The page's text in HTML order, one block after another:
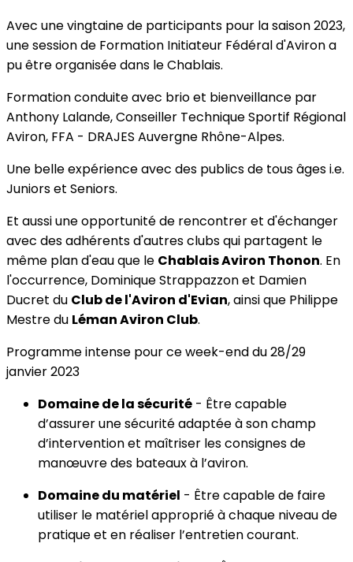
Avec une vingtaine de participants pour la saison 2023,
une session de Formation Initiateur Fédéral d'Aviron a
pu être organisée dans le Chablais.
Formation conduite avec brio et bienveillance par
Anthony Lalande, Conseiller Technique Sportif Régional
Aviron, FFA - DRAJES Auvergne Rhône-Alpes.
Une belle expérience avec des publics de tous âges i.e.
Juniors et Seniors.
Et aussi une opportunité de rencontrer et d'échanger
avec des adhérents d'autres clubs qui partagent le
même plan d'eau que le Chablais Aviron Thonon. En
l'occurrence, Dominique Strappazzon et Damien
Ducret du Club de l'Aviron d'Evian, ainsi que Philippe
Mestre du Léman Aviron Club.
Programme intense pour ce week-end du 28/29
janvier 2023
Domaine de la sécurité - Être capable
d’assurer une sécurité adaptée à son champ
d’intervention et maîtriser les consignes de
manœuvre des bateaux à l’aviron.
Domaine du matériel - Être capable de faire
utiliser le matériel approprié à chaque niveau de
pratique et en réaliser l’entretien courant.